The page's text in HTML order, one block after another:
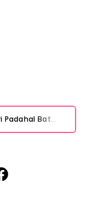
HP Vivo Suka Mati Sendiri Padahal Baterai Masih Banyak? Ini 5 Penyebab dan Solusinya!